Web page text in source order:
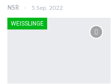
NSR 5.Sep. 2022
WEISSLINGE